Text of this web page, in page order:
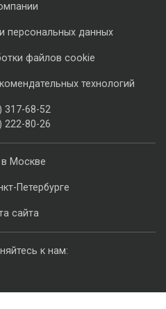
в Москве
Петербурге
сайта
персональных данных
файлов cookie
технологий
317-68-52
222-80-26
к нам: